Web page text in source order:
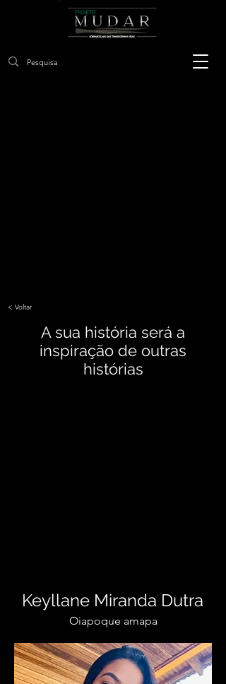
< Voltar
A sua história será a
inspiração de outras
histórias
Keyllane Miranda Dutra
Oiapoque amapa